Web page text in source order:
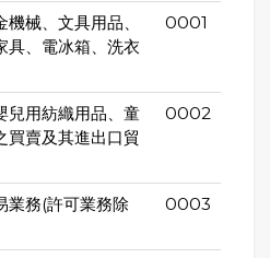
械、文具用品、
具、電冰箱、洗衣
0001
用紡織用品、童
買賣及其進出口貿
0002
業務(許可業務除
0003